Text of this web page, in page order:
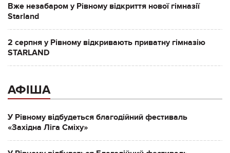
Вже незабаром у Рівному відкриття нової гімназії
Starland
2 серпня у Рівному відкривають приватну гімназію
STARLAND
АФІША
У Рівному відбудеться благодійний фестиваль
«Західна Ліга Сміху»